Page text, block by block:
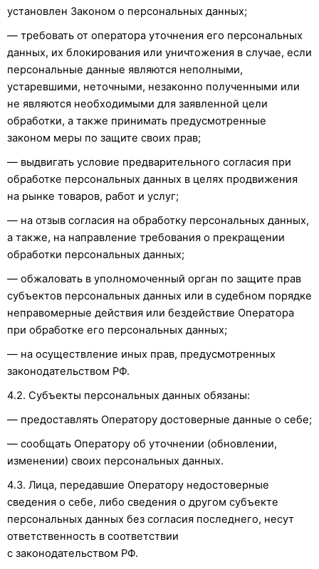
установлен Законом о персональных данных;
— требовать от оператора уточнения его персональных
данных, их блокирования или уничтожения в случае, если
персональные данные являются неполными,
устаревшими, неточными, незаконно полученными или
не являются необходимыми для заявленной цели
обработки, а также принимать предусмотренные
законом меры по защите своих прав;
— выдвигать условие предварительного согласия при
обработке персональных данных в целях продвижения
на рынке товаров, работ и услуг;
— на отзыв согласия на обработку персональных данных,
а также, на направление требования о прекращении
обработки персональных данных;
— обжаловать в уполномоченный орган по защите прав
субъектов персональных данных или в судебном порядке
неправомерные действия или бездействие Оператора
при обработке его персональных данных;
— на осуществление иных прав, предусмотренных
законодательством РФ.
4.2. Субъекты персональных данных обязаны:
— предоставлять Оператору достоверные данные о себе;
— сообщать Оператору об уточнении (обновлении,
изменении) своих персональных данных.
4.3. Лица, передавшие Оператору недостоверные
сведения о себе, либо сведения о другом субъекте
персональных данных без согласия последнего, несут
ответственность в соответствии
с законодательством РФ.